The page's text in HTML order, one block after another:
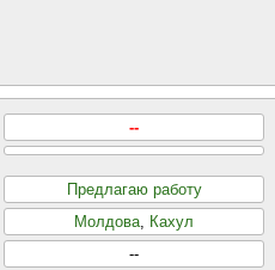
--
Предлагаю работу
Молдова, Кахул
--